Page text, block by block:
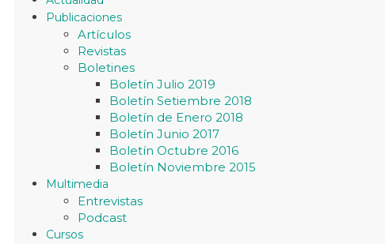
Publicaciones
Artículos
Revistas
Boletines
Boletín Julio 2019
Boletín Setiembre 2018
Boletín de Enero 2018
Boletín Junio 2017
Boletín Octubre 2016
Boletín Noviembre 2015
Multimedia
Entrevistas
Podcast
Cursos